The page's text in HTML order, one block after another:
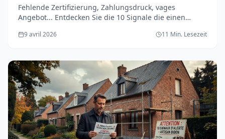
Fehlende Zertifizierung, Zahlungsdruck, vages
Angebot... Entdecken Sie die 10 Signale die einen
Renovierung in Wallonien.
9 avril 2026 11 Min. Lesezeit